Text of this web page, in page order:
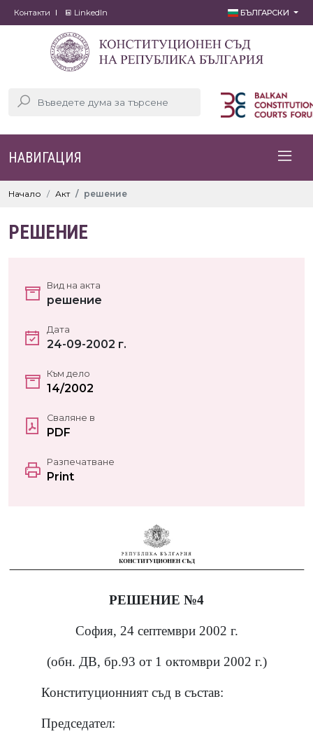
Контакти LinkedIn БЪЛГАРСКИ
НАВИГАЦИЯ
Начало Акт решение
РЕШЕНИЕ
Вид на акта
решение
Дата
24-09-2002 г.
Към дело
14/2002
Сваляне в
PDF
Разпечатване
Print
РЕШЕНИЕ №4
София, 24 септември 2002 г.
(обн. ДВ, бр.93 от 1 октомври 2002 г.)
Конституционният съд в състав:
Председател: